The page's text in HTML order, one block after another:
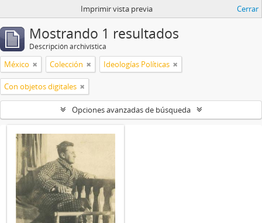
Imprimir vista previa Cerrar
Mostrando 1 resultados
Descripción archivística
México Colección Ideologías Políticas
Con objetos digitales
Opciones avanzadas de búsqueda